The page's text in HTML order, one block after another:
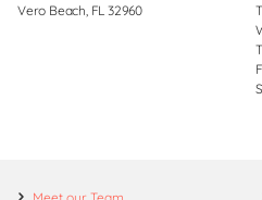
Vero Beach, FL 32960